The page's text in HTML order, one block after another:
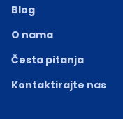
Blog
O nama
Česta pitanja
Kontaktirajte nas